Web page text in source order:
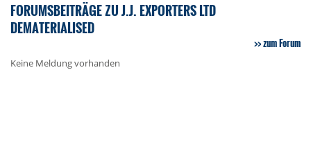
FORUMSBEITRÄGE ZU J.J. EXPORTERS LTD
DEMATERIALISED
zum Forum
Keine Meldung vorhanden